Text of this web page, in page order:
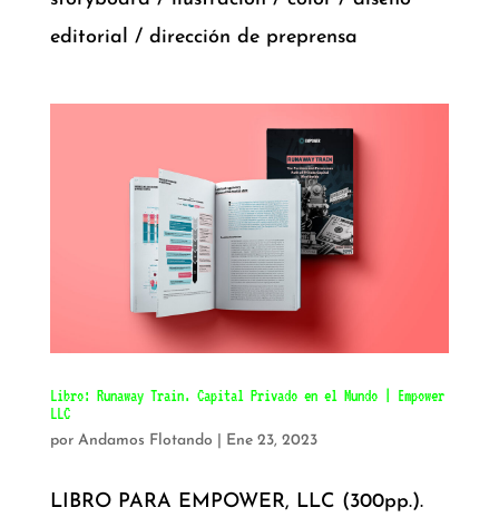
editorial / dirección de preprensa
Libro: Runaway Train. Capital Privado en el Mundo | Empower
LLC
por Andamos Flotando Ene 23, 2023
LIBRO PARA EMPOWER, LLC (300pp.).